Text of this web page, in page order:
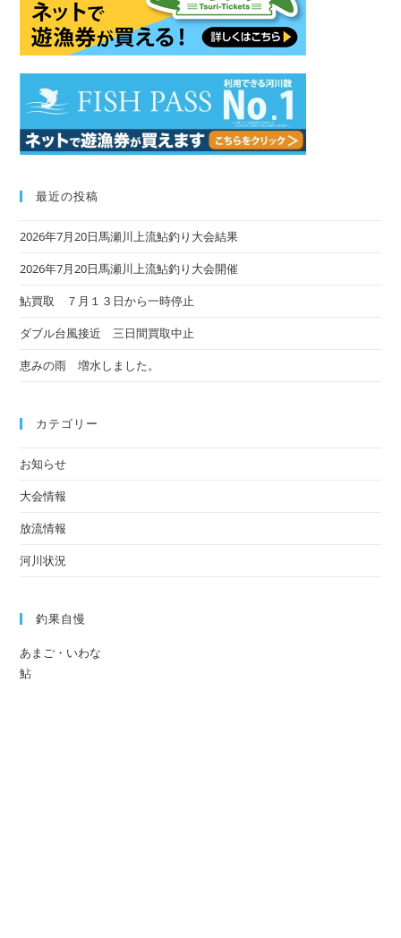
最近の投稿
2026年7月20日馬瀬川上流鮎釣り大会結果
2026年7月20日馬瀬川上流鮎釣り大会開催
鮎買取 ７月１３日から一時停止
ダブル台風接近 三日間買取中止
恵みの雨 増水しました。
カテゴリー
お知らせ
大会情報
放流情報
河川状況
釣果自慢
あまご・いわな
鮎